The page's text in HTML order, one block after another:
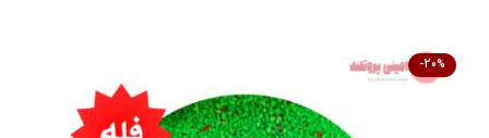
-20%